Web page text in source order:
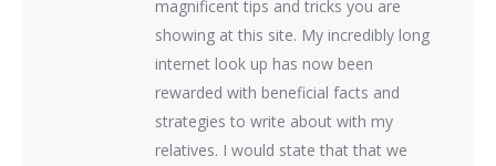
magnificent tips and tricks you are
showing at this site. My incredibly long
internet look up has now been
rewarded with beneficial facts and
strategies to write about with my
relatives. I would state that that we